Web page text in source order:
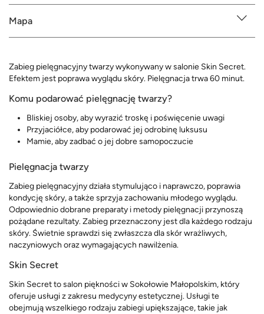
Mapa
Zabieg pielęgnacyjny twarzy wykonywany w salonie Skin Secret.
Efektem jest poprawa wyglądu skóry. Pielęgnacja trwa 60 minut.
Komu podarować pielęgnację twarzy?
Bliskiej osoby, aby wyrazić troskę i poświęcenie uwagi
Przyjaciółce, aby podarować jej odrobinę luksusu
Mamie, aby zadbać o jej dobre samopoczucie
Pielęgnacja twarzy
Zabieg pielęgnacyjny działa stymulująco i naprawczo, poprawia
kondycję skóry, a także sprzyja zachowaniu młodego wyglądu.
Odpowiednio dobrane preparaty i metody pielęgnacji przynoszą
pożądane rezultaty. Zabieg przeznaczony jest dla każdego rodzaju
skóry. Świetnie sprawdzi się zwłaszcza dla skór wrażliwych,
naczyniowych oraz wymagających nawilżenia.
Skin Secret
Skin Secret to salon piękności w Sokołowie Małopolskim, który
oferuje usługi z zakresu medycyny estetycznej. Usługi te
obejmują wszelkiego rodzaju zabiegi upiększające, takie jak